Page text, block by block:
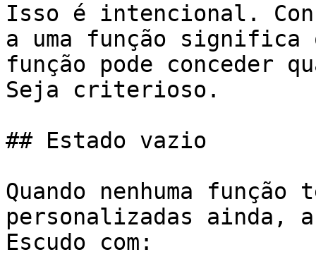
Isso é intencional.
a uma função significa
função pode conceder
Seja criterioso.
## Estado vazio
Quando nenhuma função
personalizadas ainda,
Escudo com: